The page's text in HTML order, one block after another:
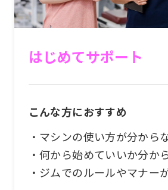
はじめてサポート
こんな方におすすめ
・マシンの使い方が分から
・何から始めていいか分か
・ジムでのルールやマナー
We
ask
that
this
before